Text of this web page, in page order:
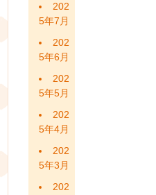
202
5年7月
202
5年6月
202
5年5月
202
5年4月
202
5年3月
202